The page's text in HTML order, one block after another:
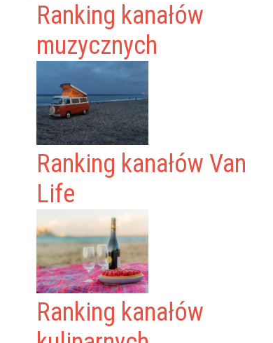
Ranking kanałów
muzycznych
Ranking kanałów Van
Life
Ranking kanałów